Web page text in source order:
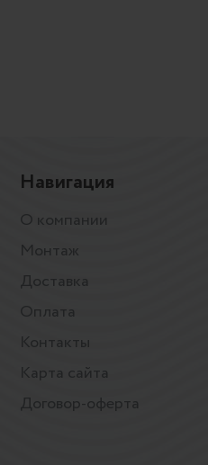
Навигация
О компании
Монтаж
Доставка
Оплата
Контакты
Карта сайта
Договор-оферта